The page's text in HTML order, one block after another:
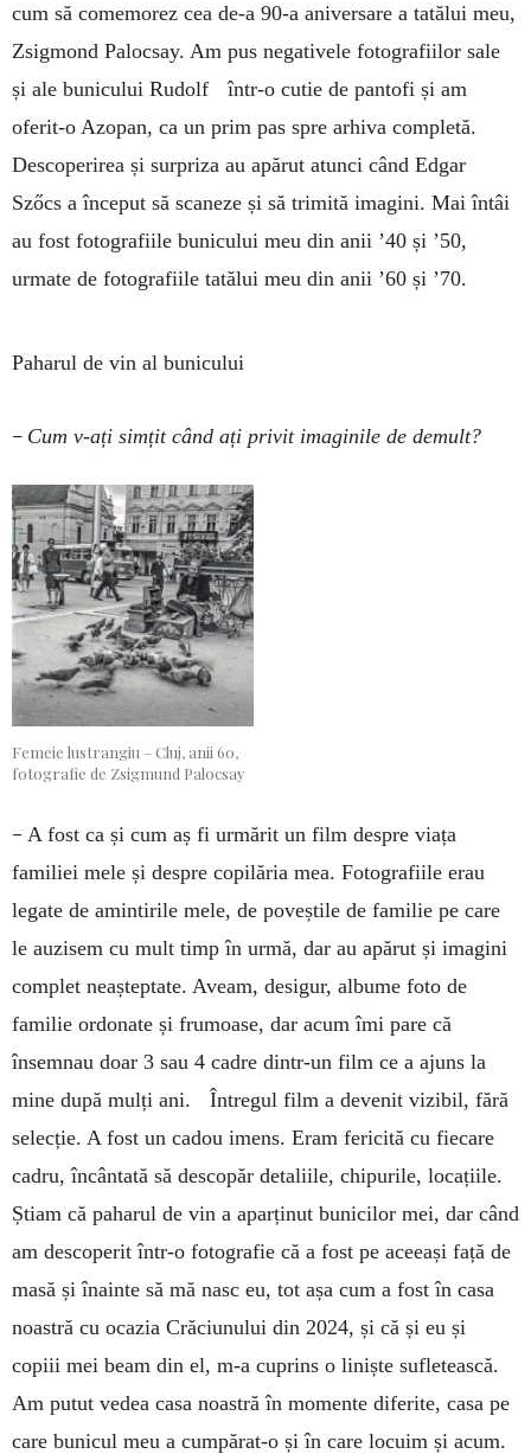
cum să comemorez cea de-a 90-a aniversare a tatălui meu,
Zsigmond Palocsay. Am pus negativele fotografiilor sale
și ale bunicului Rudolf într-o cutie de pantofi și am
oferit-o Azopan, ca un prim pas spre arhiva completă.
Descoperirea și surpriza au apărut atunci când Edgar
Szőcs a început să scaneze și să trimită imagini. Mai întâi
au fost fotografiile bunicului meu din anii ’40 și ’50,
urmate de fotografiile tatălui meu din anii ’60 și ’70.
Paharul de vin al bunicului
– Cum v-ați simțit când ați privit imaginile de demult?
Femeie lustrangiu – Cluj, anii 60,
fotografie de Zsigmund Palocsay
– A fost ca și cum aș fi urmărit un film despre viața
familiei mele și despre copilăria mea. Fotografiile erau
legate de amintirile mele, de poveștile de familie pe care
le auzisem cu mult timp în urmă, dar au apărut și imagini
complet neașteptate. Aveam, desigur, albume foto de
familie ordonate și frumoase, dar acum îmi pare că
însemnau doar 3 sau 4 cadre dintr-un film ce a ajuns la
mine după mulți ani. Întregul film a devenit vizibil, fără
selecție. A fost un cadou imens. Eram fericită cu fiecare
cadru, încântată să descopăr detaliile, chipurile, locațiile.
Știam că paharul de vin a aparținut bunicilor mei, dar când
am descoperit într-o fotografie că a fost pe aceeași față de
masă și înainte să mă nasc eu, tot așa cum a fost în casa
noastră cu ocazia Crăciunului din 2024, și că și eu și
copiii mei beam din el, m-a cuprins o liniște sufletească.
Am putut vedea casa noastră în momente diferite, casa pe
care bunicul meu a cumpărat-o și în care locuim și acum.